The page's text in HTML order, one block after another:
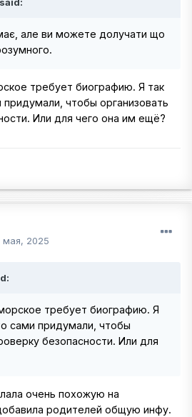
але ви можете долучати що
требует биографию. Я так
чтобы организовать
Или для чего она им ещё?
мая, 2025
требует биографию. Я
сами придумали, чтобы
безопасности. Или для
очень похожую на
родителей общую инфу.